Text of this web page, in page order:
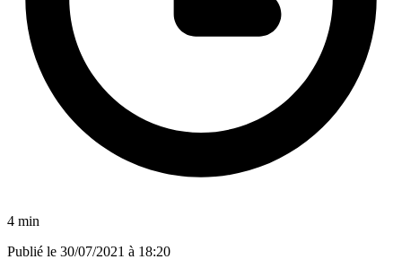
4 min
Publié le 30/07/2021 à 18:20